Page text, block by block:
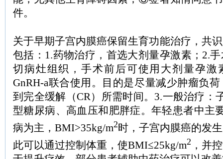
件。
关于早期子宫内膜癌保留生育功能治疗，共
包括：1.药物治疗，首选大剂量孕激素；2.
切病灶组织，手术前后可使用大剂量孕激
GnRH-a联合使用。目的是尽量减少肿瘤负
到完全缓解（CR）所需时间。3.一般治疗：
型糖尿病、高血压和肥胖症。年轻患者中主
病为主，BMI>35kg/m2时，子宫内膜癌的发
此可以通过控制体重，使BMI≤25kg/m2 ，并